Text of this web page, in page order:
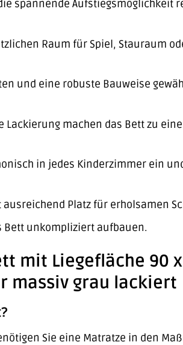
spannende Aufstiegsmöglichkeit
Raum für Spiel, Stauraum
und eine robuste Bauweise
machen das Bett zu
in jedes Kinderzimmer ein
Platz für erholsamen
Bett unkompliziert aufbauen.
mit Liegefläche 90
massiv grau lackiert
Sie eine Matratze in den